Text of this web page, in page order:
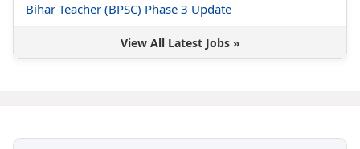
Bihar Teacher (BPSC) Phase 3 Update
View All Latest Jobs »